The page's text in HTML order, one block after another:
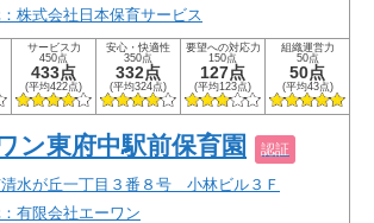
株式会社日本保育サービス
サービス力
450点
433点
(平均422点)
安心・快適性
350点
332点
(平均324点)
要望への対応力
150点
127点
(平均123点)
組織運営力
50点
50点
(平均43点)
ン東府中駅前保育園 認証
水が丘一丁目３番８号 小林ビル３Ｆ
有限会社エーワン